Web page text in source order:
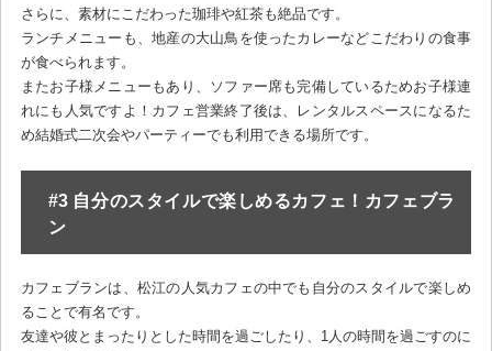
さらに、素材にこだわった珈琲や紅茶も絶品です。
ランチメニューも、地産の大山鳥を使ったカレーなどこだわりの食事
が食べられます。
またお子様メニューもあり、ソファー席も完備しているためお子様連
れにも人気ですよ！カフェ営業終了後は、レンタルスペースになるた
め結婚式二次会やパーティーでも利用できる場所です。
#3 自分のスタイルで楽しめるカフェ！カフェブラ
ン
カフェブランは、松江の人気カフェの中でも自分のスタイルで楽しめ
ることで有名です。
友達や彼とまったりとした時間を過ごしたり、1人の時間を過ごすのに